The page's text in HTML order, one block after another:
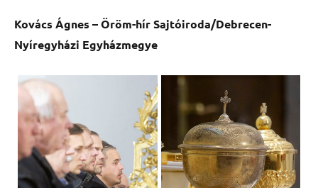
Kovács Ágnes – Öröm-hír Sajtóiroda/Debrecen-
Nyíregyházi Egyházmegye